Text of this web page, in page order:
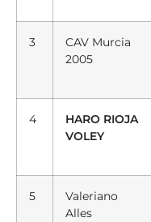
3
CAV Murcia
2005
4
HARO RIOJA
VOLEY
5
Valeriano
Alles